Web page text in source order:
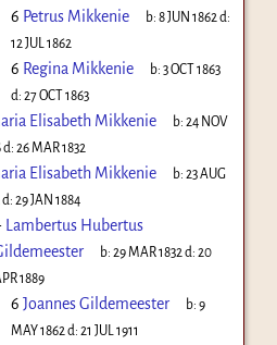
6 Petrus Mikkenie b:8 JUN 1862 d:
12 JUL 1862
6 Regina Mikkenie b:3 OCT 1863
d: 27 OCT 1863
Elisabeth Mikkenie b:24 NOV
d: 26 MAR 1832
Elisabeth Mikkenie b:23 AUG
d: 29 JAN 1884
Lambertus Hubertus
b:29 MAR 1832 d:20
1889
6 Joannes Gildemeester b:9
MAY 1862 d: 21 JUL 1911